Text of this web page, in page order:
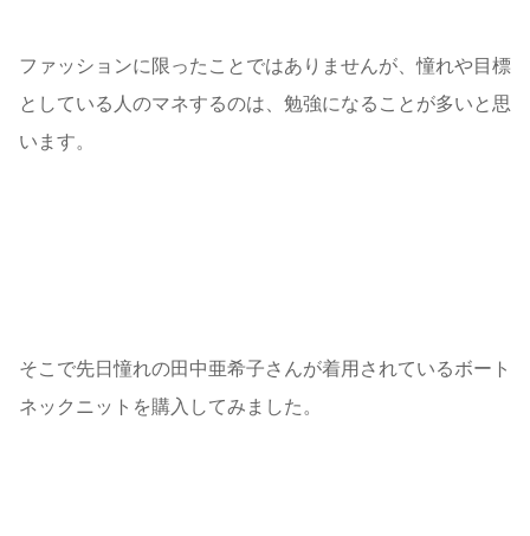
ファッションに限ったことではありませんが、憧れや目標
としている人のマネするのは、勉強になることが多い と思
います。
そこで先日憧れの田中亜希子さんが着用されているボート
ネックニットを購入 してみました。